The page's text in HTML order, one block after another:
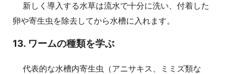
新しく導入する水草は流水で十分に洗い、付着した
卵や寄生虫を除去してから水槽に入れます。
13. ワームの種類を学ぶ
代表的な水槽内寄生虫（アニサキス、ミミズ類な